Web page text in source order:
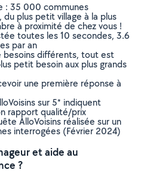
: 35 000 communes
du plus petit village à la plus
à proximité de chez vous !
toutes les 10 secondes, 3.6
par an
besoins différents, tout est
petit besoin aux plus grands
une première réponse à
sur 5* indiquent
rapport qualité/prix
AlloVoisins réalisée sur un
interrogées (Février 2024)
et aide au
?